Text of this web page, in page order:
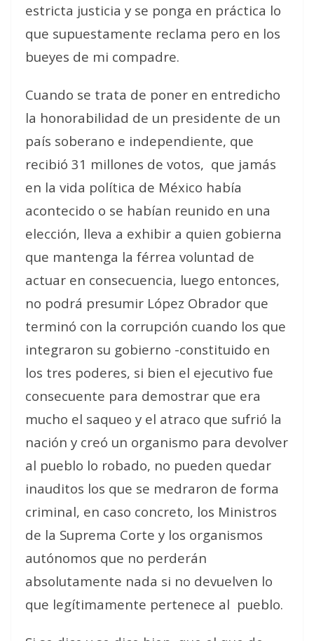
estricta justicia y se ponga en práctica lo
que supuestamente reclama pero en los
bueyes de mi compadre.
Cuando se trata de poner en entredicho
la honorabilidad de un presidente de un
país soberano e independiente, que
recibió 31 millones de votos, que jamás
en la vida política de México había
acontecido o se habían reunido en una
elección, lleva a exhibir a quien gobierna
que mantenga la férrea voluntad de
actuar en consecuencia, luego entonces,
no podrá presumir López Obrador que
terminó con la corrupción cuando los que
integraron su gobierno -constituido en
los tres poderes, si bien el ejecutivo fue
consecuente para demostrar que era
mucho el saqueo y el atraco que sufrió la
nación y creó un organismo para devolver
al pueblo lo robado, no pueden quedar
inauditos los que se medraron de forma
criminal, en caso concreto, los Ministros
de la Suprema Corte y los organismos
autónomos que no perderán
absolutamente nada si no devuelven lo
que legítimamente pertenece al pueblo.